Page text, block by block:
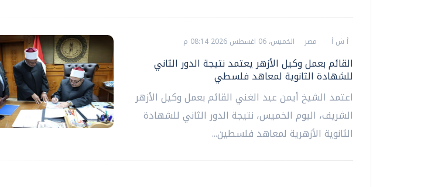
أ ش أ مصر الخميس، 06 اغسطس 2026 08:14 م
القائم بعمل وكيل الأزهر يعتمد نتيجة الدور الثاني
للشهادة الثانوية لمعاهد فلسطي
اعتمد الشيخ أيمن عبد الغني القائم بعمل وكيل الأزهر
الشريف، اليوم الخميس، نتيجة الدور الثاني للشهادة
الثانوية الأزهرية لمعاهد فلسطين...